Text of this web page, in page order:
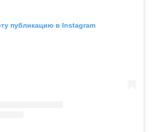
публикацию в Instagram